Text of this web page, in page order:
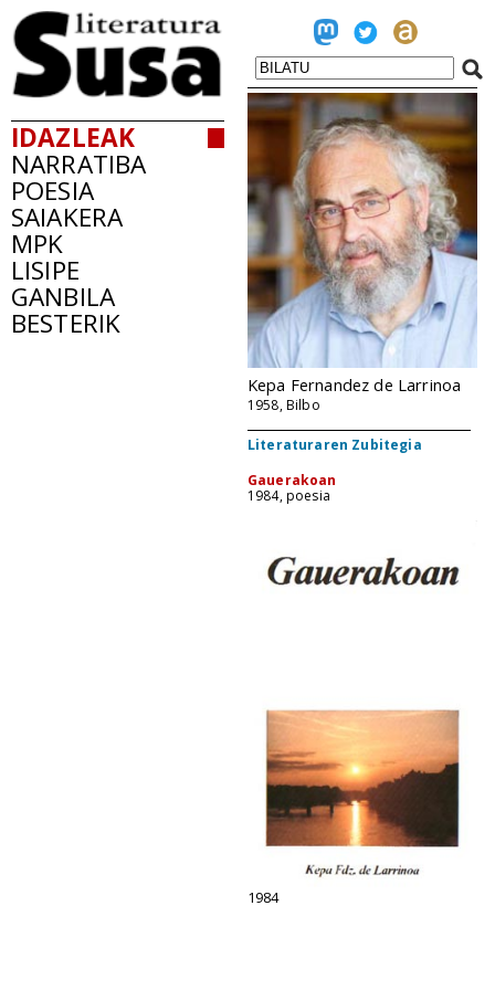
IDAZLEAK
NARRATIBA
POESIA
SAIAKERA
MPK
LISIPE
GANBILA
BESTERIK
Kepa Fernandez de Larrinoa
1958, Bilbo
Literaturaren Zubitegia
Gauerakoan
1984, poesia
1984